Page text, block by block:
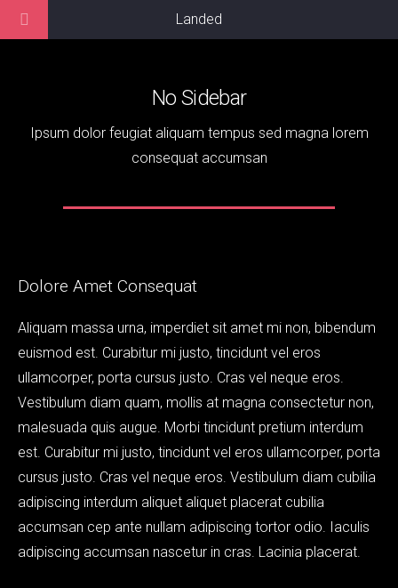
No Sidebar
Ipsum dolor feugiat aliquam tempus sed magna lorem
consequat accumsan
Dolore Amet Consequat
Aliquam massa urna, imperdiet sit amet mi non, bibendum
euismod est. Curabitur mi justo, tincidunt vel eros
ullamcorper, porta cursus justo. Cras vel neque eros.
Vestibulum diam quam, mollis at magna consectetur non,
malesuada quis augue. Morbi tincidunt pretium interdum
est. Curabitur mi justo, tincidunt vel eros ullamcorper, porta
cursus justo. Cras vel neque eros. Vestibulum diam cubilia
adipiscing interdum aliquet aliquet placerat cubilia
accumsan cep ante nullam adipiscing tortor odio. Iaculis
adipiscing accumsan nascetur in cras. Lacinia placerat.
Landed